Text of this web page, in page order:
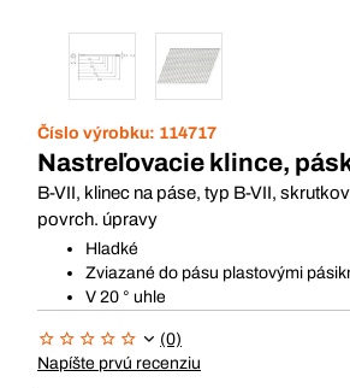
Číslo výrobku: 114717
Nastreľovacie klince,
B-VII, klinec na páse, typ B-VII,
povrch. úpravy
Hladké
Zviazané do pásu plastovými
V 20 ° uhle
(0)
Napíšte prvú recenziu